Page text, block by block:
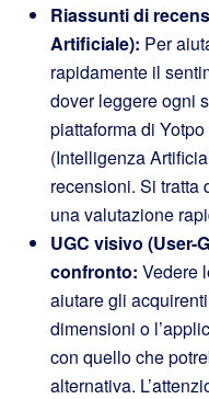
Riassunti di
Artificiale): Per
rapidamente il
dover leggere ogni
piattaforma di
(Intelligenza
recensioni. Si tratta
una valutazione
UGC visivo (User-
confronto: Vedere
aiutare gli
dimensioni o
con quello che
alternativa.